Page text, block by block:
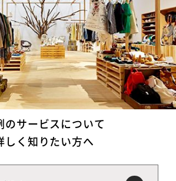
のサービスについて
しく知りたい方へ